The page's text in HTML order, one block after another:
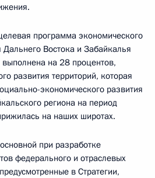
программа экономического
Дальнего Востока и Забайкалья
на 28 процентов,
развития территорий, которая
экономического развития
региона на период
на наших широтах.
при разработке
федерального и отраслевых
в Стратегии,